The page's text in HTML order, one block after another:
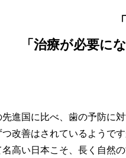
「治療が必要に
先進国に比べ、歯の予防に
改善はされているようで
高い日本こそ、長く自然